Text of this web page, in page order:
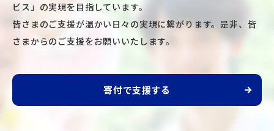
ビス」の実現を目指しています。
皆さまのご支援が温かい日々の実現に繋がります。是非、皆
さまからのご支援をお願いいたします。
寄付で支援する